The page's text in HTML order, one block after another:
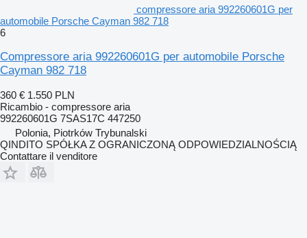
compressore aria 992260601G per
automobile Porsche Cayman 982 718
6
Compressore aria 992260601G per automobile Porsche
Cayman 982 718
360 € 1.550 PLN
Ricambio - compressore aria
992260601G 7SAS17C 447250
Polonia, Piotrków Trybunalski
QINDITO SPÓŁKA Z OGRANICZONĄ ODPOWIEDZIALNOŚCIĄ
Contattare il venditore